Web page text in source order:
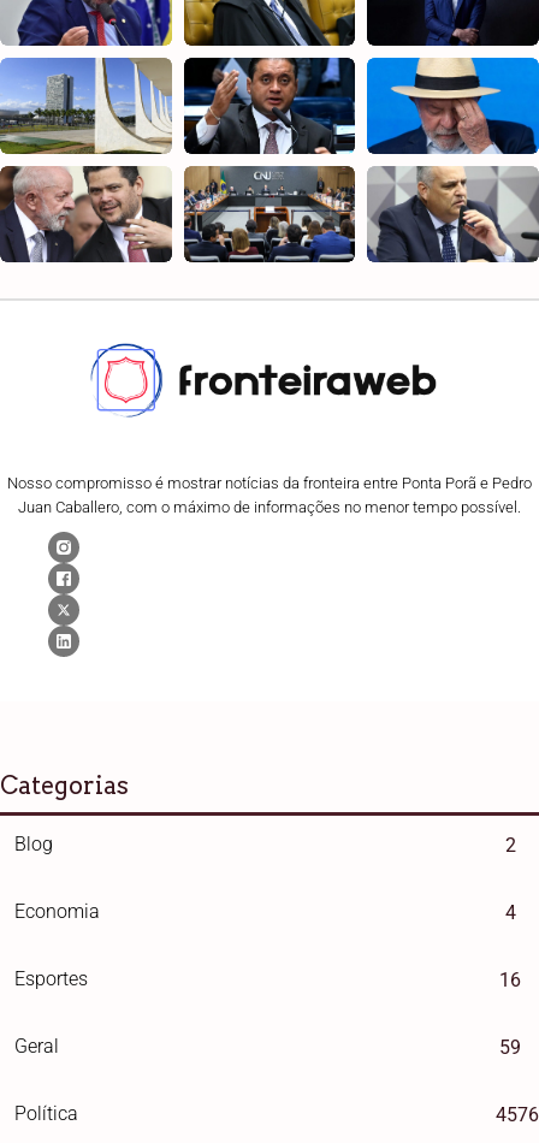
Nosso compromisso é mostrar notícias da fronteira entre Ponta Porã e Pedro
Juan Caballero, com o máximo de informações no menor tempo possível.
Categorias
Blog 2
Economia 4
Esportes 16
Geral 59
Política 4576